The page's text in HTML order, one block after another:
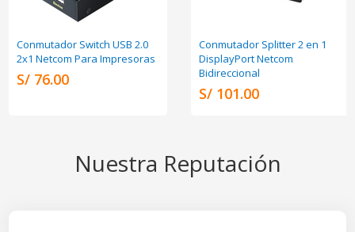
Conmutador Switch USB 2.0
2x1 Netcom Para Impresoras
S/ 76.00
Conmutador Splitter 2 en 1
DisplayPort Netcom
Bidireccional
S/ 101.00
Nuestra Reputación